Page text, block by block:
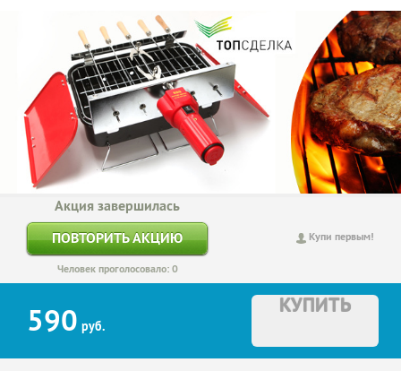
Купи первым!
Акция завершилась
ПОВТОРИТЬ АКЦИЮ
Человек проголосовало: 0
590 руб.
КУПИТЬ